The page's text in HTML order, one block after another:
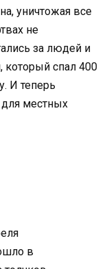
уничтожая все
не
за людей и
который спал 400
И теперь
для местных
в